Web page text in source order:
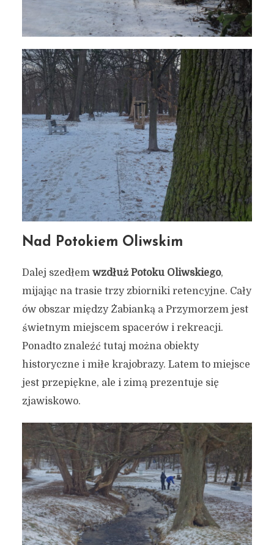
Nad Potokiem Oliwskim
Dalej szedłem wzdłuż Potoku Oliwskiego,
mijając na trasie trzy zbiorniki retencyjne. Cały
ów obszar między Żabianką a Przymorzem jest
świetnym miejscem spacerów i rekreacji.
Ponadto znaleźć tutaj można obiekty
historyczne i miłe krajobrazy. Latem to miejsce
jest przepiękne, ale i zimą prezentuje się
zjawiskowo.